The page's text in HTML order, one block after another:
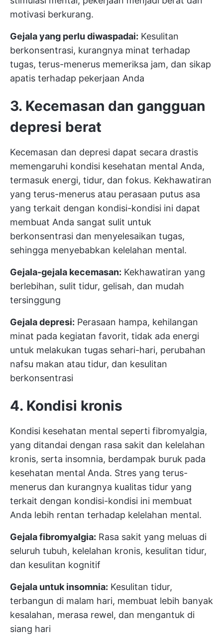
motivasi berkurang.
Gejala yang perlu diwaspadai: Kesulitan
berkonsentrasi, kurangnya minat terhadap
tugas, terus-menerus memeriksa jam, dan sikap
apatis terhadap pekerjaan Anda
3. Kecemasan dan gangguan
depresi berat
Kecemasan dan depresi dapat secara drastis
memengaruhi kondisi kesehatan mental Anda,
termasuk energi, tidur, dan fokus. Kekhawatiran
yang terus-menerus atau perasaan putus asa
yang terkait dengan kondisi-kondisi ini dapat
membuat Anda sangat sulit untuk
berkonsentrasi dan menyelesaikan tugas,
sehingga menyebabkan kelelahan mental.
Gejala-gejala kecemasan: Kekhawatiran yang
berlebihan, sulit tidur, gelisah, dan mudah
tersinggung
Gejala depresi: Perasaan hampa, kehilangan
minat pada kegiatan favorit, tidak ada energi
untuk melakukan tugas sehari-hari, perubahan
nafsu makan atau tidur, dan kesulitan
berkonsentrasi
4. Kondisi kronis
Kondisi kesehatan mental seperti fibromyalgia,
yang ditandai dengan rasa sakit dan kelelahan
kronis, serta insomnia, berdampak buruk pada
kesehatan mental Anda. Stres yang terus-
menerus dan kurangnya kualitas tidur yang
terkait dengan kondisi-kondisi ini membuat
Anda lebih rentan terhadap kelelahan mental.
Gejala fibromyalgia: Rasa sakit yang meluas di
seluruh tubuh, kelelahan kronis, kesulitan tidur,
dan kesulitan kognitif
Gejala untuk insomnia: Kesulitan tidur,
terbangun di malam hari, membuat lebih banyak
kesalahan, merasa rewel, dan mengantuk di
siang hari